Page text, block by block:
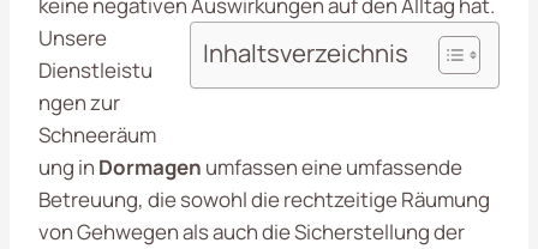
Inhaltsverzeichnis
Unsere
Dienstleistu
ngen zur
Schneeräum
ung in Dormagen umfassen eine umfassende
Betreuung, die sowohl die rechtzeitige Räumung
von Gehwegen als auch die Sicherstellung der